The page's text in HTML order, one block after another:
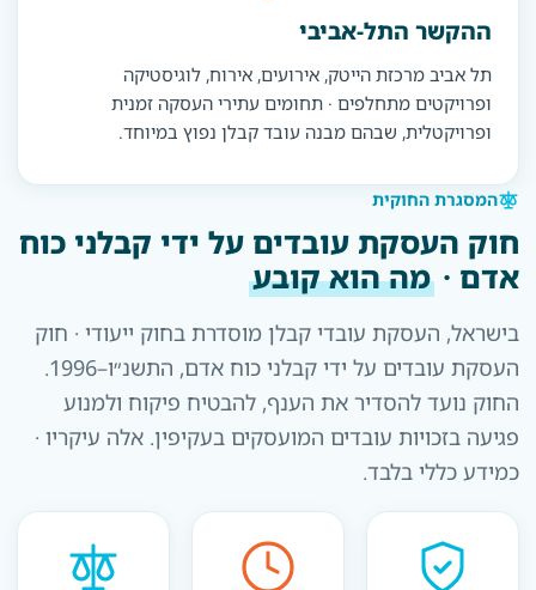
ההקשר התל-אביבי
תל אביב מרכזת הייטק, אירועים, אירוח, לוגיסטיקה
ופרויקטים מתחלפים · תחומים עתירי העסקה זמנית
ופרויקטלית, שבהם מבנה עובד קבלן נפוץ במיוחד.
המסגרת החוקית
חוק העסקת עובדים על ידי קבלני כוח
אדם · מה הוא קובע
בישראל, העסקת עובדי קבלן מוסדרת בחוק ייעודי · חוק
העסקת עובדים על ידי קבלני כוח אדם, התשנ״ו–1996.
החוק נועד להסדיר את הענף, להבטיח פיקוח ולמנוע
פגיעה בזכויות עובדים המועסקים בעקיפין. אלה עיקריו ·
כמידע כללי בלבד.